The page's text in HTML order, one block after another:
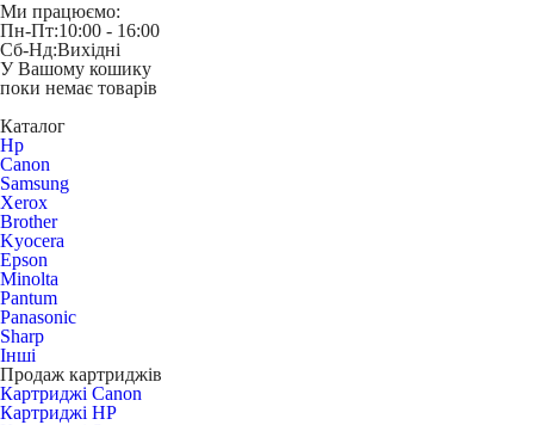
Ми працюємо:
Пн-Пт:10:00 - 16:00
Сб-Нд:Вихідні
У Вашому кошику
поки немає товарів
Каталог
Hp
Canon
Samsung
Xerox
Brother
Kyocera
Epson
Minolta
Pantum
Panasonic
Sharp
Інші
Продаж картриджів
Картриджі Canon
Картриджі HP